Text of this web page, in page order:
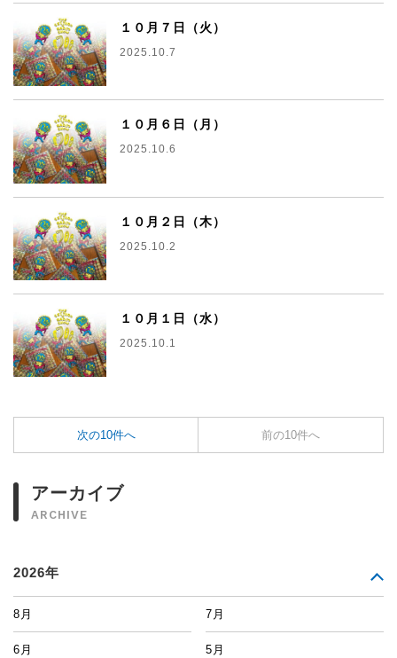
１０月７日（火）
2025.10.7
１０月６日（月）
2025.10.6
１０月２日（木）
2025.10.2
１０月１日（水）
2025.10.1
次の10件へ 前の10件へ
アーカイブ
ARCHIVE
2026年
8月 7月
6月 5月